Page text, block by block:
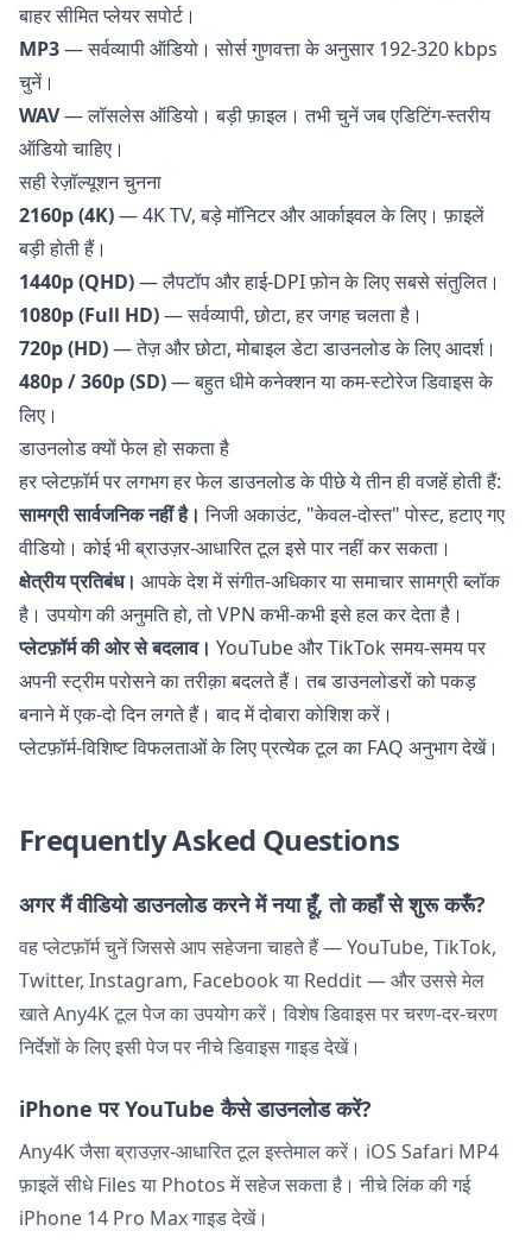
बाहर सीमित प्लेयर सपोर्ट।
MP3— सर्वव्यापी ऑडियो। सोर्स गुणवत्ता के अनुसार 192-320 kbps
चुनें।
WAV— लॉसलेस ऑडियो। बड़ी फ़ाइल। तभी चुनें जब एडिटिंग-स्तरीय
ऑडियो चाहिए।
सही रेज़ॉल्यूशन चुनना
2160p (4K)— 4K TV, बड़े मॉनिटर और आर्काइवल के लिए। फ़ाइलें
बड़ी होती हैं।
1440p (QHD)— लैपटॉप और हाई-DPI फ़ोन के लिए सबसे संतुलित।
1080p (Full HD)— सर्वव्यापी, छोटा, हर जगह चलता है।
720p (HD)— तेज़ और छोटा, मोबाइल डेटा डाउनलोड के लिए आदर्श।
480p / 360p (SD)— बहुत धीमे कनेक्शन या कम-स्टोरेज डिवाइस के
लिए।
डाउनलोड क्यों फेल हो सकता है
हर प्लेटफ़ॉर्म पर लगभग हर फेल डाउनलोड के पीछे ये तीन ही वजहें होती हैं:
सामग्री सार्वजनिक नहीं है। निजी अकाउंट, "केवल-दोस्त" पोस्ट, हटाए गए
वीडियो। कोई भी ब्राउज़र-आधारित टूल इसे पार नहीं कर सकता।
क्षेत्रीय प्रतिबंध। आपके देश में संगीत-अधिकार या समाचार सामग्री ब्लॉक
है। उपयोग की अनुमति हो, तो VPN कभी-कभी इसे हल कर देता है।
प्लेटफ़ॉर्म की ओर से बदलाव। YouTube और TikTok समय-समय पर
अपनी स्ट्रीम परोसने का तरीक़ा बदलते हैं। तब डाउनलोडरों को पकड़
बनाने में एक-दो दिन लगते हैं। बाद में दोबारा कोशिश करें।
प्लेटफ़ॉर्म-विशिष्ट विफलताओं के लिए प्रत्येक टूल का FAQ अनुभाग देखें।
Frequently Asked Questions
अगर मैं वीडियो डाउनलोड करने में नया हूँ, तो कहाँ से शुरू करूँ?
वह प्लेटफ़ॉर्म चुनें जिससे आप सहेजना चाहते हैं — YouTube, TikTok,
Twitter, Instagram, Facebook या Reddit — और उससे मेल
खाते Any4K टूल पेज का उपयोग करें। विशेष डिवाइस पर चरण-दर-चरण
निर्देशों के लिए इसी पेज पर नीचे डिवाइस गाइड देखें।
iPhone पर YouTube कैसे डाउनलोड करें?
Any4K जैसा ब्राउज़र-आधारित टूल इस्तेमाल करें। iOS Safari MP4
फ़ाइलें सीधे Files या Photos में सहेज सकता है। नीचे लिंक की गई
iPhone 14 Pro Max गाइड देखें।